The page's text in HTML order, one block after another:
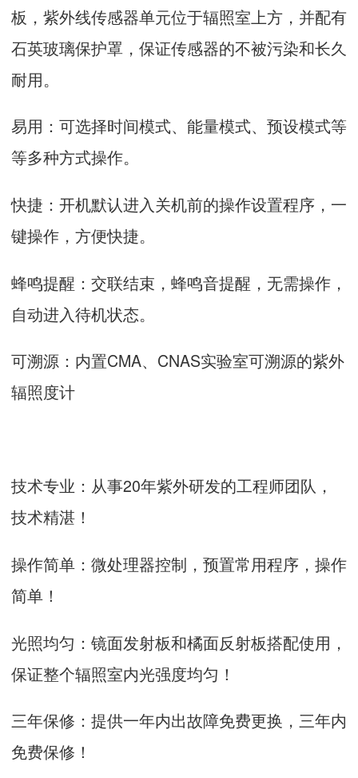
板，紫外线传感器单元位于辐照室上方，并配有
石英玻璃保护罩，保证传感器的不被污染和长久
耐用。
易用：可选择时间模式、能量模式、预设模式等
等多种方式操作。
快捷：开机默认进入关机前的操作设置程序，一
键操作，方便快捷。
蜂鸣提醒：交联结束，蜂鸣音提醒，无需操作，
自动进入待机状态。
可溯源：内置CMA、CNAS实验室可溯源的紫外
辐照度计
技术专业：从事20年紫外研发的工程师团队，
技术精湛！
操作简单：微处理器控制，预置常用程序，操作
简单！
光照均匀：镜面发射板和橘面反射板搭配使用，
保证整个辐照室内光强度均匀！
三年保修：提供一年内出故障免费更换，三年内
免费保修！